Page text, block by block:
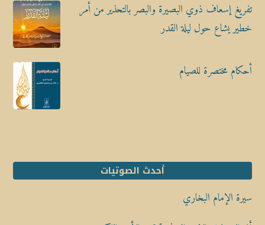
تفريغ إسعاف ذوي البصيرة والبصر بالتحذير من أمر
خطير يشاع حول ليلة القدر
أحكام مختصرة للصيام
أحدث الصوتيات
سيرة الإمام البخاري